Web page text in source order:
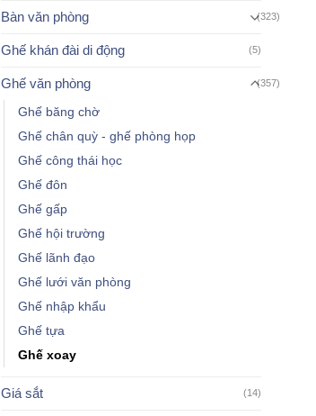
Bàn văn phòng (323)
Ghế khán đài di động (5)
Ghế văn phòng (357)
Ghế băng chờ
Ghế chân quỳ - ghế phòng họp
Ghế công thái học
Ghế đôn
Ghế gấp
Ghế hội trường
Ghế lãnh đạo
Ghế lưới văn phòng
Ghế nhập khẩu
Ghế tựa
Ghế xoay
Giá sắt (14)